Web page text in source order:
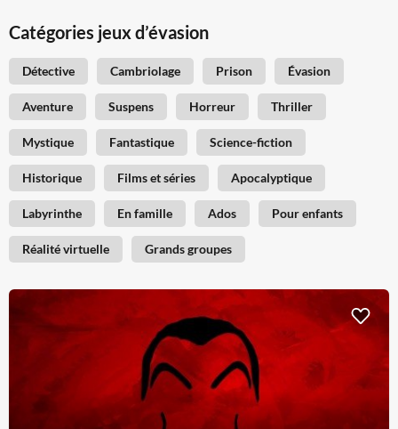
Catégories jeux d’évasion
Détective Cambriolage Prison Évasion
Aventure Suspens Horreur Thriller
Mystique Fantastique Science-fiction
Historique Films et séries Apocalyptique
Labyrinthe En famille Ados Pour enfants
Réalité virtuelle Grands groupes